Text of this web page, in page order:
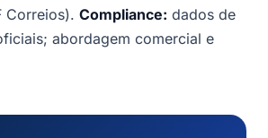
Correios). Compliance: dados de
abordagem comercial e